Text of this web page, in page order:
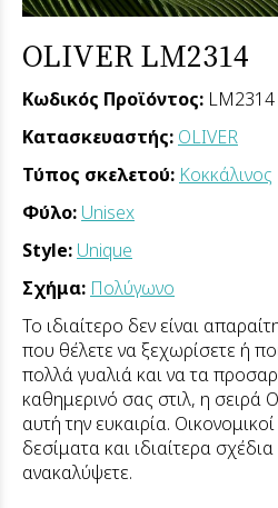
OLIVER LM2314
Κωδικός Προϊόντος: LM2314
Κατασκευαστής: OLIVER
Τύπος σκελετού: Κοκκάλινος
Φύλο: Unisex
Style: Unique
Σχήμα: Πολύγωνο
Το ιδιαίτερο δεν είναι
που θέλετε να ξεχωρίσετε ή
πολλά γυαλιά και να τα
καθημερινό σας στιλ, η σειρά
αυτή την ευκαιρία.
δεσίματα και ιδιαίτερα
ανακαλύψετε.